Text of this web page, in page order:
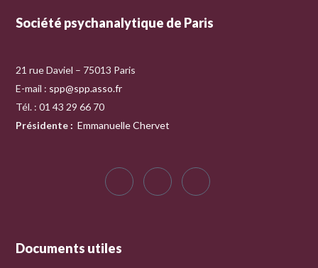
Société psychanalytique de Paris
21 rue Daviel – 75013 Paris
E-mail : spp@spp.asso.fr
Tél. : 01 43 29 66 70
Présidente : Emmanuelle Chervet
Documents utiles